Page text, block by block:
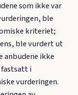
som ikke var
ble
kriteriet;
ble vurdert ut
anbudene ikke
fastsatt i
vurderingen.